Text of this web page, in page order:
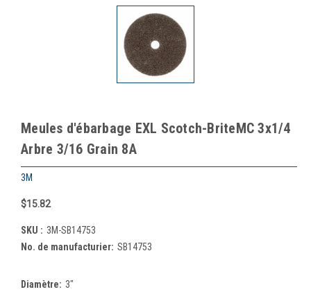
Meules d'ébarbage EXL Scotch-BriteMC 3x1/4
Arbre 3/16 Grain 8A
3M
$15.82
SKU : 3M-SB14753
No. de manufacturier: SB14753
Diamètre: 3"